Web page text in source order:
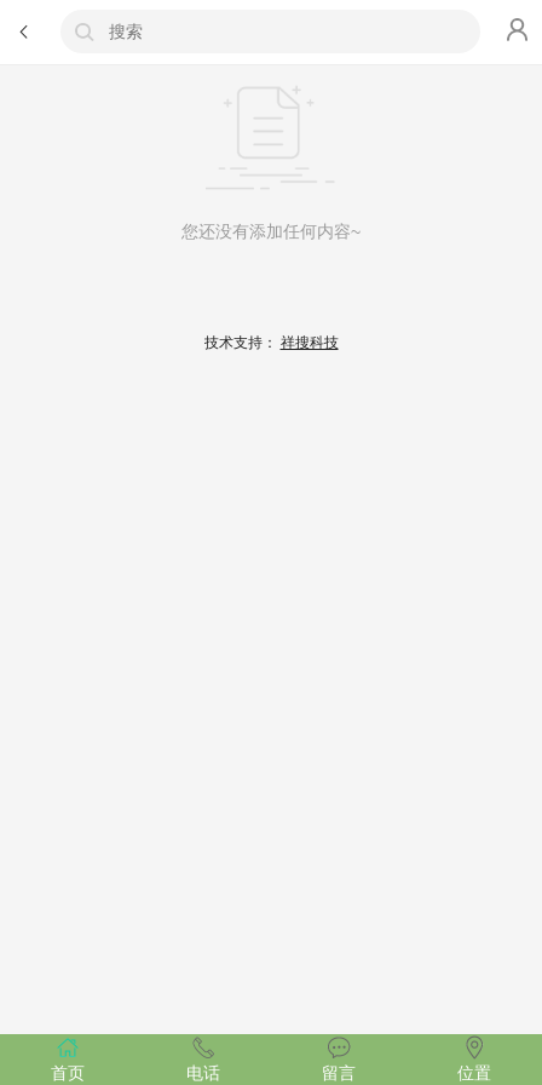
您还没有添加任何内容~
技术支持： 祥搜科技
首页 电话 留言 位置